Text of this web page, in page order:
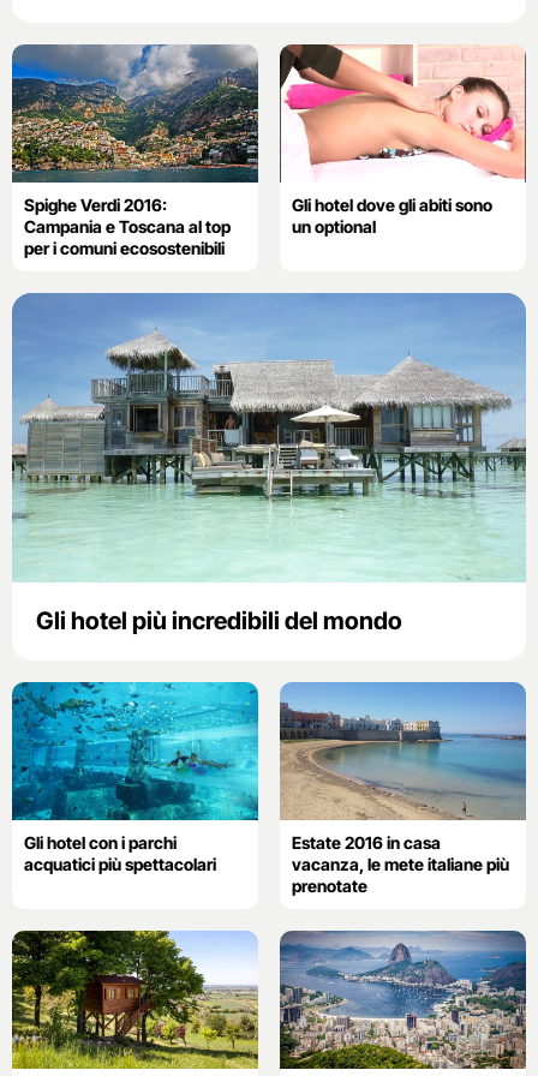
Spighe Verdi 2016:
Campania e Toscana al top
per i comuni ecosostenibili
Gli hotel dove gli abiti sono
un optional
Gli hotel più incredibili del mondo
Gli hotel con i parchi
acquatici più spettacolari
Estate 2016 in casa
vacanza, le mete italiane più
prenotate